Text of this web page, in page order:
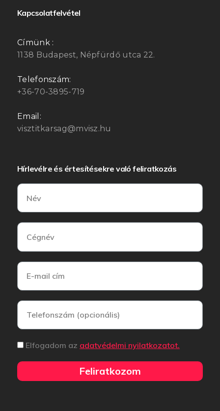
Kapcsolatfelvétel
Címünk :
1138 Budapest, Népfürdő utca 22.
Telefonszám:
+36-70-3895-719
Email:
visztitkarsag@mvisz.hu
Hírlevélre és értesítésekre való feliratkozás
Elfogadom az adatvédelmi nyilatkozatot.
Feliratkozom